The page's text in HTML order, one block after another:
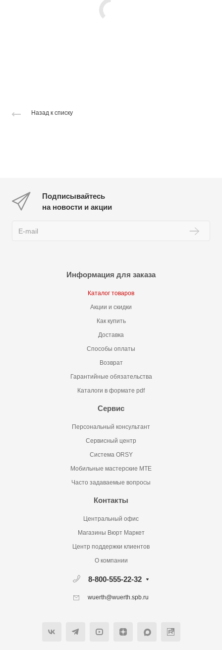
Назад к списку
Подписывайтесь
на новости и акции
Информация для заказа
Каталог товаров
Акции и скидки
Как купить
Доставка
Способы оплаты
Возврат
Гарантийные обязательства
Каталоги в формате pdf
Сервис
Персональный консультант
Сервисный центр
Система ORSY
Мобильные мастерские MTE
Часто задаваемые вопросы
Контакты
Центральный офис
Магазины Вюрт Маркет
Центр поддержки клиентов
О компании
8-800-555-22-32
wuerth@wuerth.spb.ru